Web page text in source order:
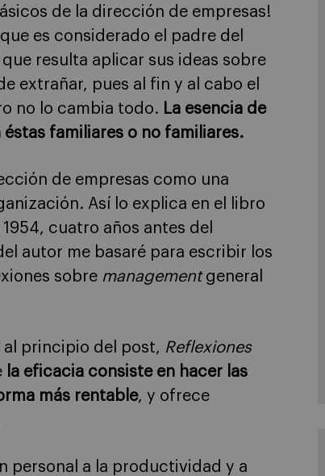
de la dirección de empresas!
es considerado el padre del
resulta aplicar sus ideas sobre
extrañar, pues al fin y al cabo el
no lo cambia todo. La esencia de
éstas familiares o no familiares.
de empresas como una
Así lo explica en el libro
cuatro años antes del
autor me basaré para escribir los
sobre managementgeneral
al principio del post, Reflexiones
la eficacia consiste en hacer las
más rentable, y ofrece
personal a la productividad y a